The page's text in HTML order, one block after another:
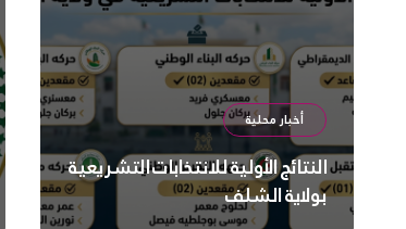
أخبار محلية
النتائج الأولية للانتخابات التشريعية
بولاية الشلف